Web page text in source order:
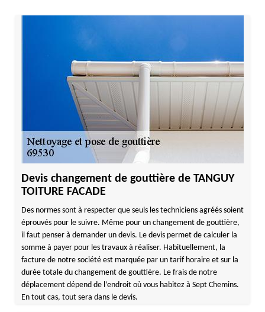
Devis changement de gouttière de TANGUY
TOITURE FACADE
Des normes sont à respecter que seuls les techniciens agréés soient
éprouvés pour le suivre. Même pour un changement de gouttière,
il faut penser à demander un devis. Le devis permet de calculer la
somme à payer pour les travaux à réaliser. Habituellement, la
facture de notre société est marquée par un tarif horaire et sur la
durée totale du changement de gouttière. Le frais de notre
déplacement dépend de l’endroit où vous habitez à Sept Chemins.
En tout cas, tout sera dans le devis.